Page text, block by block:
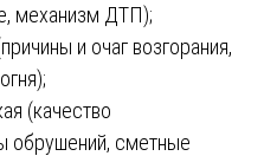
механизм ДТП);
и очаг возгорания,
(качество
обрушений, сметные